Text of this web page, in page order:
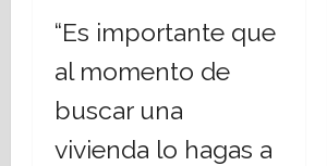
“Es importante que
al momento de
buscar una
vivienda lo hagas a